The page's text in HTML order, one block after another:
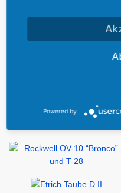
Powered by